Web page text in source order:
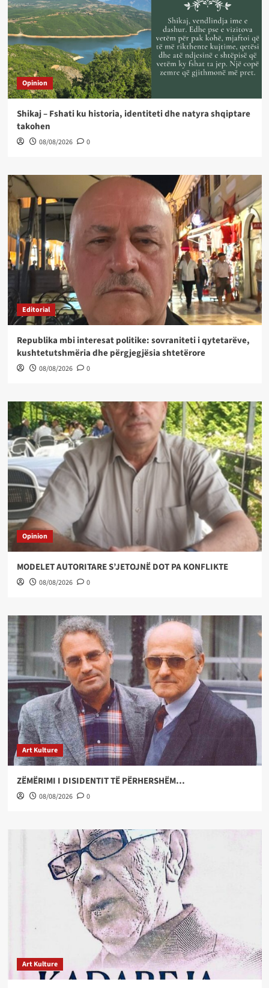
Opinion
Shikaj – Fshati ku historia, identiteti dhe natyra shqiptare
takohen
08/08/2026 0
Editorial
Republika mbi interesat politike: sovraniteti i qytetarëve,
kushtetutshmëria dhe përgjegjësia shtetërore
08/08/2026 0
Opinion
MODELET AUTORITARE S’JETOJNË DOT PA KONFLIKTE
08/08/2026 0
Art Kulture
ZËMËRIMI I DISIDENTIT TË PËRHERSHËM…
08/08/2026 0
Art Kulture